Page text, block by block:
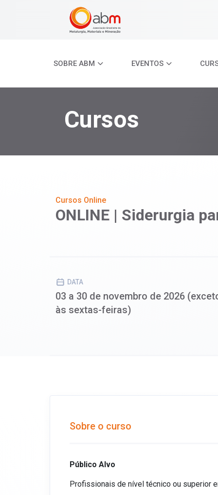
SOBRE ABM EVENTOS
Cursos
Cursos Online
ONLINE | Siderurgia
DATA
03 a 30 de novembro de 2026
às sextas-feiras)
Sobre o curso
Público Alvo
Profissionais de nível técnico ou superior